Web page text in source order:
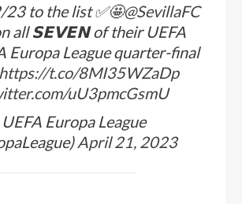
to the list ✅🤩@SevillaFC
all 𝗦𝗘𝗩𝗘𝗡 of their UEFA
Europa League quarter-final
https://t.co/8MI35WZaDp
uU3pmcGsmU
Europa League
April 21, 2023